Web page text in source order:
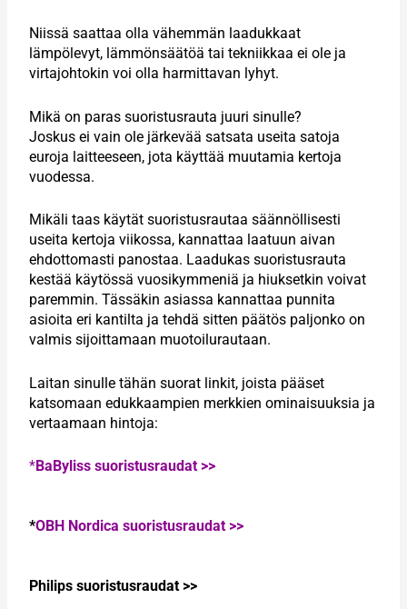
Niissä saattaa olla vähemmän laadukkaat
lämpölevyt, lämmönsäätöä tai tekniikkaa ei ole ja
virtajohtokin voi olla harmittavan lyhyt.
Mikä on paras suoristusrauta juuri sinulle?
Joskus ei vain ole järkevää satsata useita satoja
euroja laitteeseen, jota käyttää muutamia kertoja
vuodessa.
Mikäli taas käytät suoristusrautaa säännöllisesti
useita kertoja viikossa, kannattaa laatuun aivan
ehdottomasti panostaa. Laadukas suoristusrauta
kestää käytössä vuosikymmeniä ja hiuksetkin voivat
paremmin. Tässäkin asiassa kannattaa punnita
asioita eri kantilta ja tehdä sitten päätös paljonko on
valmis sijoittamaan muotoilurautaan.
Laitan sinulle tähän suorat linkit, joista pääset
katsomaan edukkaampien merkkien ominaisuuksia ja
vertaamaan hintoja:
*BaByliss suoristusraudat >>
*OBH Nordica suoristusraudat >>
Philips suoristusraudat >>